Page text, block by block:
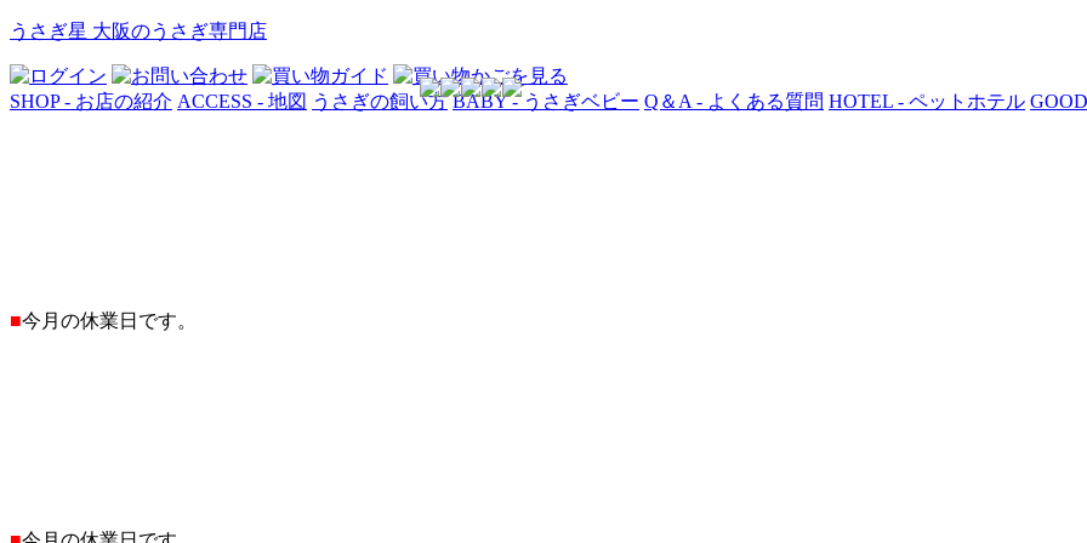
うさぎ星 大阪のうさぎ専門店
SHOP - お店の紹介 ACCESS - 地図 うさぎの飼い方 BABY - うさぎベビー Q＆A - よくある質問 HOTEL - ペットホテル
■今月の休業日です。